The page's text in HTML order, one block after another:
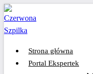
Przejdź
do
treści
Strona główna
Portal Ekspertek